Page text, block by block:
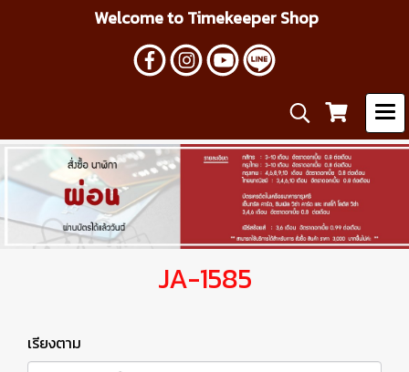
Welcome to Timekeeper Shop
JA-1585
เรียงตาม